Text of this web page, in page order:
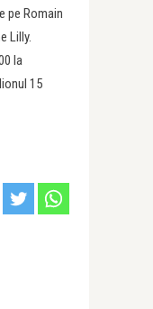
pe Romain
Lilly.
la
15